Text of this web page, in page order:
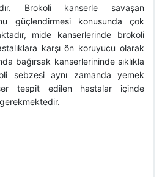
Brokoli kanserle savaşan
güçlendirmesi konusunda çok
mide kanserlerinde brokoli
karşı ön koruyucu olarak
bağırsak kanserlerininde sıklıkla
sebzesi aynı zamanda yemek
tespit edilen hastalar içinde